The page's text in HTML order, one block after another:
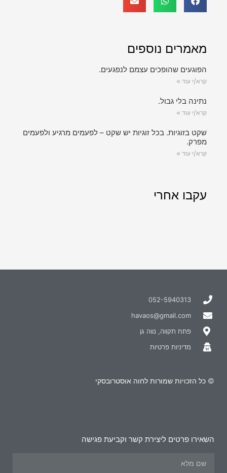
מאמרים נוספים
הפוגעים שהופכים עצמם לנפגעים.
קרא/י עוד »
נתינה בלי גבול.
קרא/י עוד »
שקט בזוגיות. בכל זוגיות יש שקט – לפעמים מרגיע ולפעמים
מפרק.
קרא/י עוד »
עקבו אחרי
052-5940313
havaos@gmail.com
פתח תקווה, נווה גן
מדיניות פרטיות
© כל הזכויות שמורות לחוה אוסטרובסקי
השאירו פרטים ליצירת קשר וקביעת פגישה